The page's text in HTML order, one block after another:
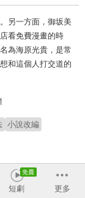
另一方面，御坂美
看免費漫畫的時
為海原光貴，是常
和這個人打交道的
小說改編
本信彥
短劇 更多